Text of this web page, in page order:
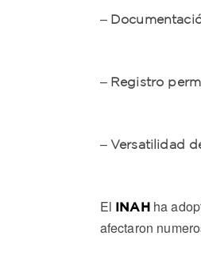
–
– Registro
– Versatilidad
El INAHha
afectaron